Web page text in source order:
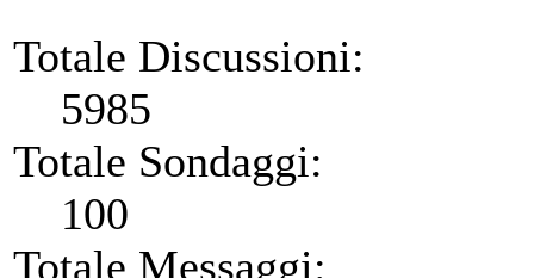
Totale Discussioni:
5985
Totale Sondaggi:
100
Totale Messaggi: